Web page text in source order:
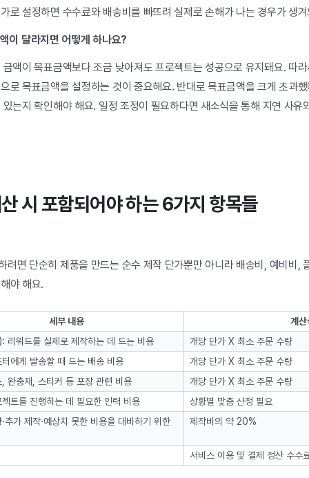
로 설정하면 수수료와 배송비를 빠뜨려 실제로 손해가 나는 경우가 생
이 달라지면 어떻게 하나요?
액이 목표금액보다 조금 낮아져도 프로젝트는 성공으로 유지돼요. 따
로 목표금액을 설정하는 것이 중요해요. 반대로 목표금액을 크게 초과
있는지 확인해야 해요. 일정 조정이 필요하다면 새소식을 통해 지연 사유
시 포함되어야 하는 6가지 항목들
려면 단순히 제품을 만드는 순수 제작 단가뿐만 아니라 배송비, 예비비,
야 해요.
세부 내용
계산
리워드를 실제로 제작하는 데 드는 비용
개당 단가 X 최소 주문 수량
에게 발송할 때 드는 배송 비용
개당 단가 X 최소 주문 수량
완충재, 스티커 등 포장 관련 비용
개당 단가 X 최소 주문 수량
트를 진행하는 데 필요한 인력 비용
상황별 맞춤 산정 필요
추가 제작·예상치 못한 비용을 대비하기 위한
제작비의 약 20%
서비스 이용 및 결제 정산 수수